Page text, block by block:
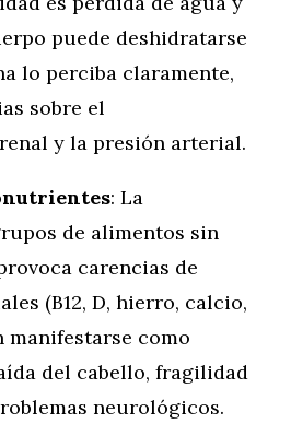
puede deshidratarse
lo perciba claramente,
sobre el
y la presión arterial.
: La
de alimentos sin
carencias de
(B12, D, hierro, calcio,
manifestarse como
del cabello, fragilidad
neurológicos.